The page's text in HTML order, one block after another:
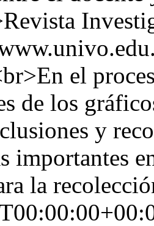
el
de los
y
importantes
la